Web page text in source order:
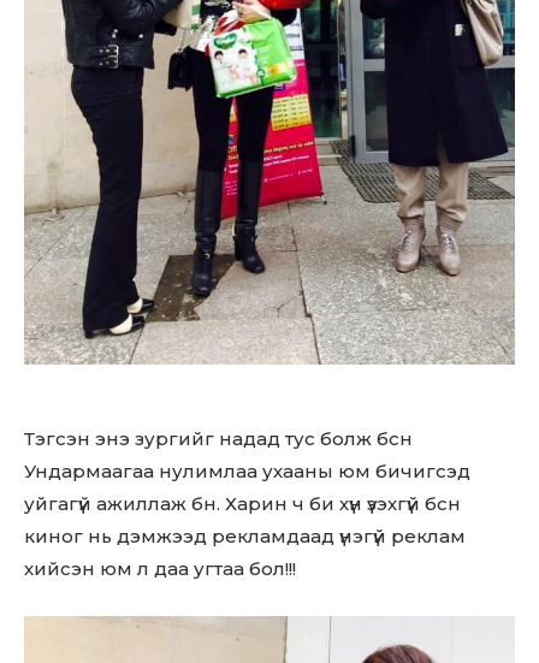
Тэгсэн энэ зургийг надад тус болж бсн
Ундармаагаа нулимлаа ухааны юм бичигсэд
уйгагүй ажиллаж бн. Харин ч би хүн үзэхгүй бсн
киног нь дэмжээд рекламдаад үнэгүй реклам
хийсэн юм л даа угтаа бол!!!